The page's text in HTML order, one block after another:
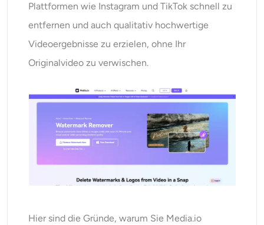
Plattformen wie Instagram und TikTok schnell zu
entfernen und auch qualitativ hochwertige
Videoergebnisse zu erzielen, ohne Ihr
Originalvideo zu verwischen.
Hier sind die Gründe, warum Sie Media.io